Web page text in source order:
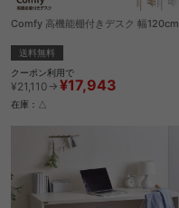
Comfy 高機能棚付きデスク 幅120cm
送料無料
クーポン利用で
¥21,110→ ¥17,943
在庫：△